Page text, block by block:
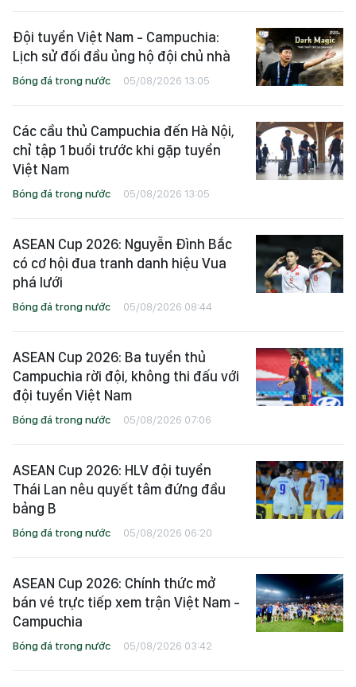
Đội tuyển Việt Nam - Campuchia:
Lịch sử đối đầu ủng hộ đội chủ nhà
Bóng đá trong nước 05/08/2026 13:05
Các cầu thủ Campuchia đến Hà Nội,
chỉ tập 1 buổi trước khi gặp tuyển
Việt Nam
Bóng đá trong nước 05/08/2026 13:05
ASEAN Cup 2026: Nguyễn Đình Bắc
có cơ hội đua tranh danh hiệu Vua
phá lưới
Bóng đá trong nước 05/08/2026 08:44
ASEAN Cup 2026: Ba tuyển thủ
Campuchia rời đội, không thi đấu với
đội tuyển Việt Nam
Bóng đá trong nước 05/08/2026 07:06
ASEAN Cup 2026: HLV đội tuyển
Thái Lan nêu quyết tâm đứng đầu
bảng B
Bóng đá trong nước 05/08/2026 06:20
ASEAN Cup 2026: Chính thức mở
bán vé trực tiếp xem trận Việt Nam -
Campuchia
Bóng đá trong nước 05/08/2026 03:42